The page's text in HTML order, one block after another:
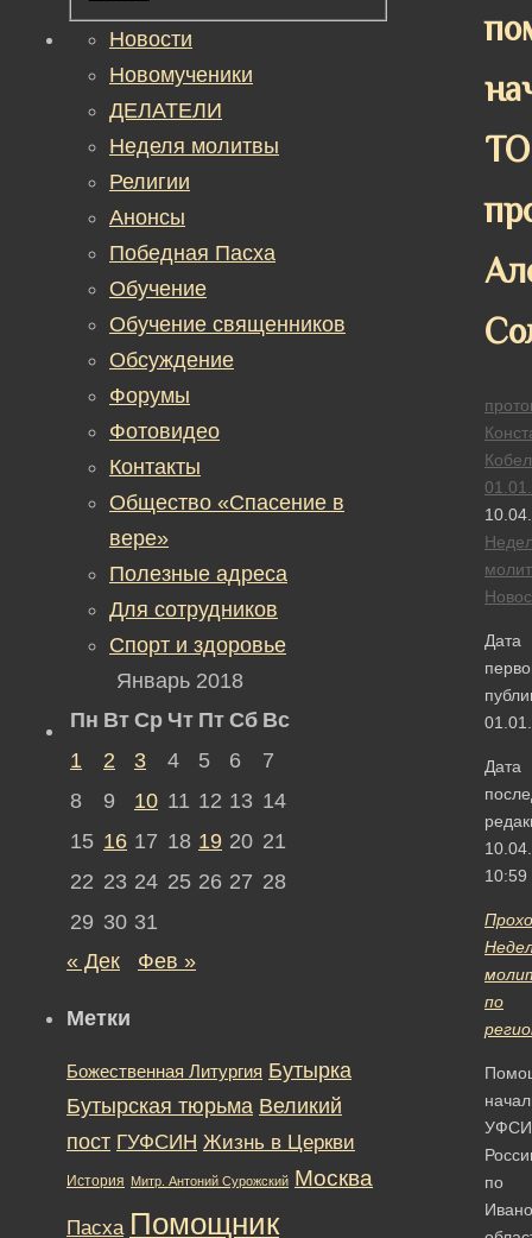
Дата
Дата
10:59
по
по
Новости
Новомученики
ДЕЛАТЕЛИ
Неделя молитвы
Религии
Анонсы
Победная Пасха
Обучение
Обучение священников
Обсуждение
Форумы
Фотовидео
Контакты
Общество «Спасение в
вере»
Полезные адреса
Для сотрудников
Спорт и здоровье
Январь 2018
Пн Вт Ср Чт Пт Сб Вс
1
2 3 4 5 6
7
8
9 10 11 12 13 14
15 16 17 18 19 20 21
22 23 24 25 26 27 28
29 30 31
« Дек
Фев »
Метки
Божественная Литургия Бутырка
Бутырская тюрьма Великий
пост ГУФСИН Жизнь в Церкви
История Митр. Антоний Сурожский Москва
Пасха Помощник